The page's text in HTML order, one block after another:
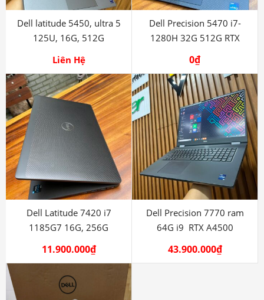
Dell latitude 5450, ultra 5
125U, 16G, 512G
Liên Hệ
Dell Precision 5470 i7-
1280H 32G 512G RTX
0₫
Dell Latitude 7420 i7
1185G7 16G, 256G
11.900.000₫
Dell Precision 7770 ram
64G i9 RTX A4500
43.900.000₫